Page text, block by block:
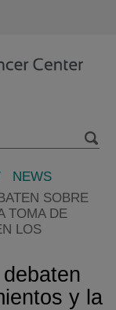
NEWS
SOBRE
TOMA DE
LOS
y la